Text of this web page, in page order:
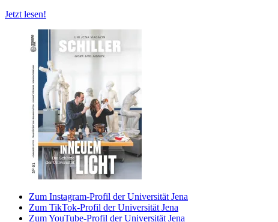
Jetzt lesen!
Zum Instagram-Profil der Universität Jena
Zum TikTok-Profil der Universität Jena
Zum YouTube-Profil der Universität Jena